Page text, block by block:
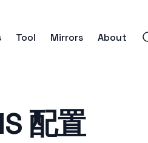
Tool Mirrors About
配置